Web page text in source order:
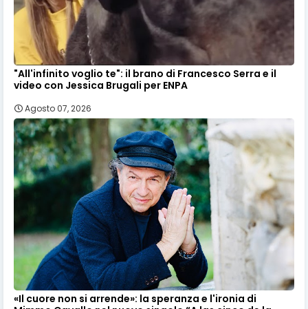
"All'infinito voglio te": il brano di Francesco Serra e il
video con Jessica Brugali per ENPA
Agosto 07, 2026
«Il cuore non si arrende»: la speranza e l'ironia di